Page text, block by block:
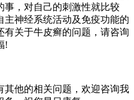
事，对自己的刺激性就比较
主神经系统活动及免疫功能的
关于牛皮癣的问题，请咨询
!
其他的相关问题，欢迎咨询我